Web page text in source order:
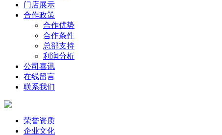
门店展示
合作政策
合作优势
合作条件
总部支持
利润分析
公司喜讯
在线留言
联系我们
荣誉资质
企业文化